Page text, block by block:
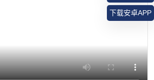
下载安卓APP